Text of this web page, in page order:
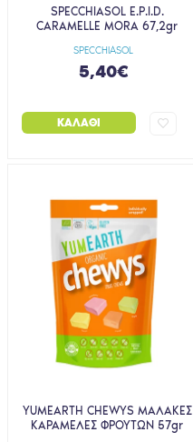
SPECCHIASOL
SPECCHIASOL E.P.I.D.
CARAMELLE MORA 67,2gr
5,40€
ΚΑΛΆΘΙ
YUMEARTH CHEWYS ΜΑΛΑΚΕΣ
ΚΑΡΑΜΕΛΕΣ ΦΡΟΥΤΩΝ 57gr